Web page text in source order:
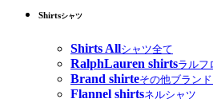
Shirtsシャツ
Shirts Allシャツ全て
RalphLauren shirtsラルフ
Brand shirteその他ブラン
Flannel shirtsネルシャツ